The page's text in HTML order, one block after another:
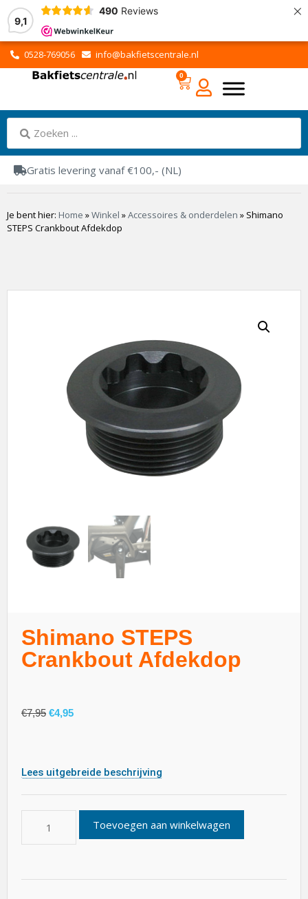
9,1
490 Reviews ×
0528-769056 info@bakfietscentrale.nl
0
Gratis levering vanaf €100,- (NL)
Je bent hier: Home »Winkel »Accessoires & onderdelen » Shimano
STEPS Crankbout Afdekdop
Shimano STEPS
Crankbout Afdekdop
€7,95 €4,95
Lees uitgebreide beschrijving
Toevoegen aan winkelwagen